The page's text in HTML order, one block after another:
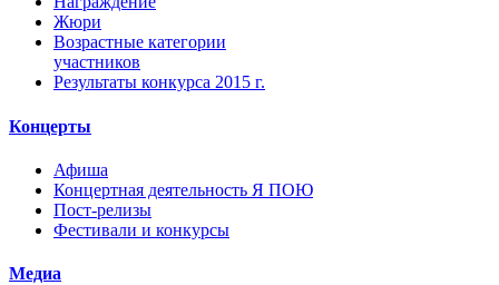
Жюри
Возрастные категории
участников
Результаты конкурса 2015 г.
Концерты
Афиша
Концертная деятельность Я ПОЮ
Пост-релизы
Фестивали и конкурсы
Медиа